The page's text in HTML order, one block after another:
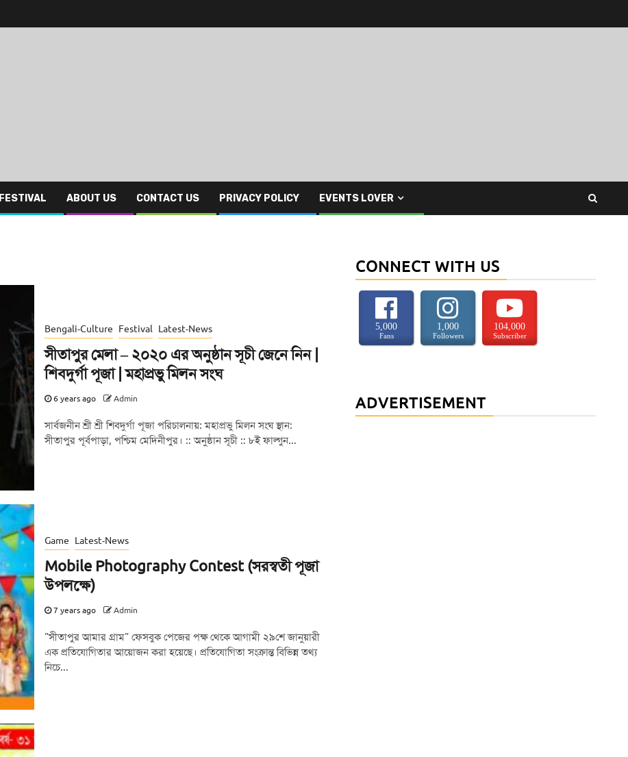
FESTIVAL ABOUT US CONTACT US PRIVACY POLICY EVENTS LOVER
Bengali-Culture Festival Latest-News
সীতাপুর মেলা – ২০২০ এর অনুষ্ঠান সূচী জেনে নিন |
শিবদুর্গা পূজা | মহাপ্রভু মিলন সংঘ
6 years ago Admin
সার্বজনীন শ্রী শ্রী শিবদুর্গা পূজা পরিচালনায়: মহাপ্রভু মিলন সংঘ স্থান:
সীতাপুর পূর্বপাড়া, পশ্চিম মেদিনীপুর। :: অনুষ্ঠান সূচী :: ৮ই ফাল্গুন...
Game Latest-News
Mobile Photography Contest (সরস্বতী পূজা
উপলক্ষে)
7 years ago Admin
"সীতাপুর আমার গ্রাম" ফেসবুক পেজের পক্ষ থেকে আগামী ২৯শে জানুয়ারী
এক প্রতিযোগিতার আয়োজন করা হয়েছে। প্রতিযোগিতা সংক্রান্ত বিভিন্ন তথ্য
নিচে...
CONNECT WITH US
5,000
Fans
1,000
Followers
104,000
Subscriber
ADVERTISEMENT